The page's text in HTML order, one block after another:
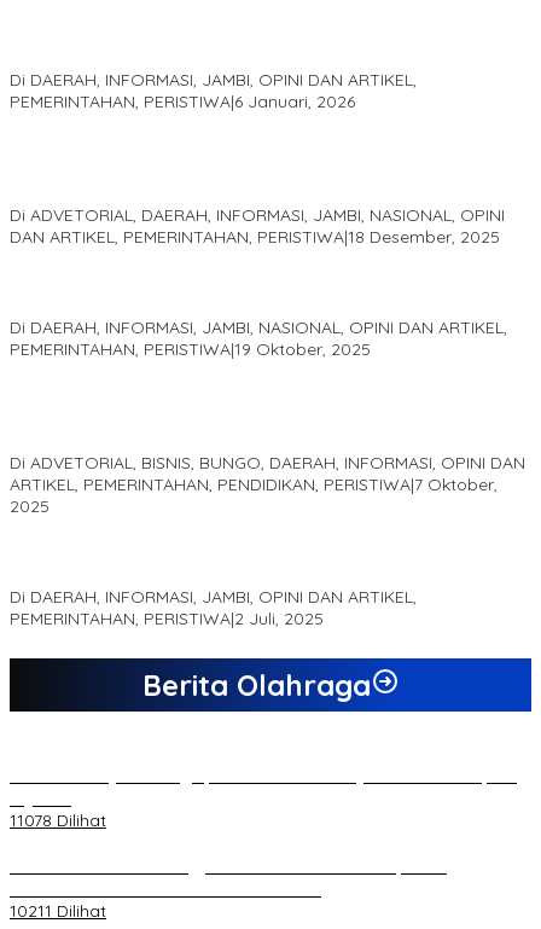
Di DAERAH, INFORMASI, JAMBI, OPINI DAN ARTIKEL,
PEMERINTAHAN, PERISTIWA|6 Januari, 2026
Di ADVETORIAL, DAERAH, INFORMASI, JAMBI, NASIONAL, OPINI
DAN ARTIKEL, PEMERINTAHAN, PERISTIWA|18 Desember, 2025
Di DAERAH, INFORMASI, JAMBI, NASIONAL, OPINI DAN ARTIKEL,
PEMERINTAHAN, PERISTIWA|19 Oktober, 2025
Di ADVETORIAL, BISNIS, BUNGO, DAERAH, INFORMASI, OPINI DAN
ARTIKEL, PEMERINTAHAN, PENDIDIKAN, PERISTIWA|7 Oktober,
2025
Di DAERAH, INFORMASI, JAMBI, OPINI DAN ARTIKEL,
PEMERINTAHAN, PERISTIWA|2 Juli, 2025
Berita Olahraga
11078 Dilihat
10211 Dilihat